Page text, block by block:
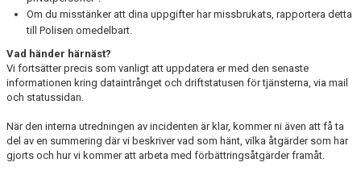
Om du misstänker att dina uppgifter har missbrukats, rapportera detta
till Polisen omedelbart.
Vad händer härnäst?
Vi fortsätter precis som vanligt att uppdatera er med den senaste
informationen kring dataintrånget och driftstatusen för tjänsterna, via mail
och statussidan.
När den interna utredningen av incidenten är klar, kommer ni även att få ta
del av en summering där vi beskriver vad som hänt, vilka åtgärder som har
gjorts och hur vi kommer att arbeta med förbättringsåtgärder framåt.